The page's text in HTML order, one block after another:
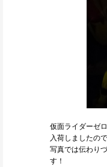
仮面ライダーゼ
入荷しましたの
写真では伝わり
す！